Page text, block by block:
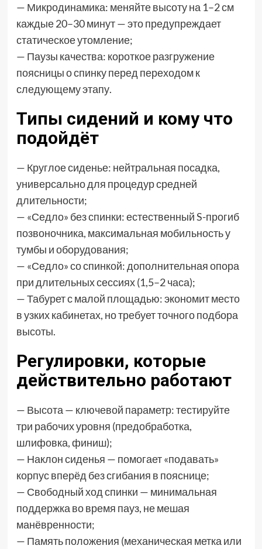
— Микродинамика: меняйте высоту на 1–2 см
каждые 20–30 минут — это предупреждает
статическое утомление;
— Паузы качества: короткое разгружение
поясницы о спинку перед переходом к
следующему этапу.
Типы сидений и кому что
подойдёт
— Круглое сиденье: нейтральная посадка,
универсально для процедур средней
длительности;
— «Седло» без спинки: естественный S-прогиб
позвоночника, максимальная мобильность у
тумбы и оборудования;
— «Седло» со спинкой: дополнительная опора
при длительных сессиях (1,5–2 часа);
— Табурет с малой площадью: экономит место
в узких кабинетах, но требует точного подбора
высоты.
Регулировки, которые
действительно работают
— Высота — ключевой параметр: тестируйте
три рабочих уровня (предобработка,
шлифовка, финиш);
— Наклон сиденья — помогает «подавать»
корпус вперёд без сгибания в пояснице;
— Свободный ход спинки — минимальная
поддержка во время пауз, не мешая
манёвренности;
— Память положения (механическая метка или